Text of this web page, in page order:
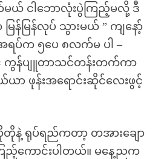
ငါဘောလုံးပွဲကြည့်မလို့ ဒီ
န်မြန်လုပ် သွားမယ် ” ကျနော့်
ရပ်က ၅ပေ ၈လက်မ ပါ –
ြင့် ကွန်ပျူတာသင်တန်းတက်ကာ
ယာ ဖုန်းအရောင်းဆိုင်လေးဖွင့်
နဲ့ ရုပ်ရည်ကတာ့ တအားချော
ကောင်းပါတယ်။ မနေ့ညက